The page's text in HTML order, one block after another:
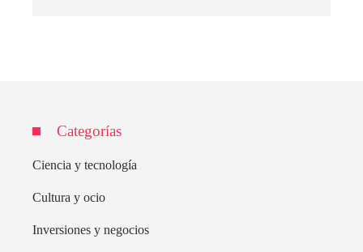
Categorías
Ciencia y tecnología
Cultura y ocio
Inversiones y negocios